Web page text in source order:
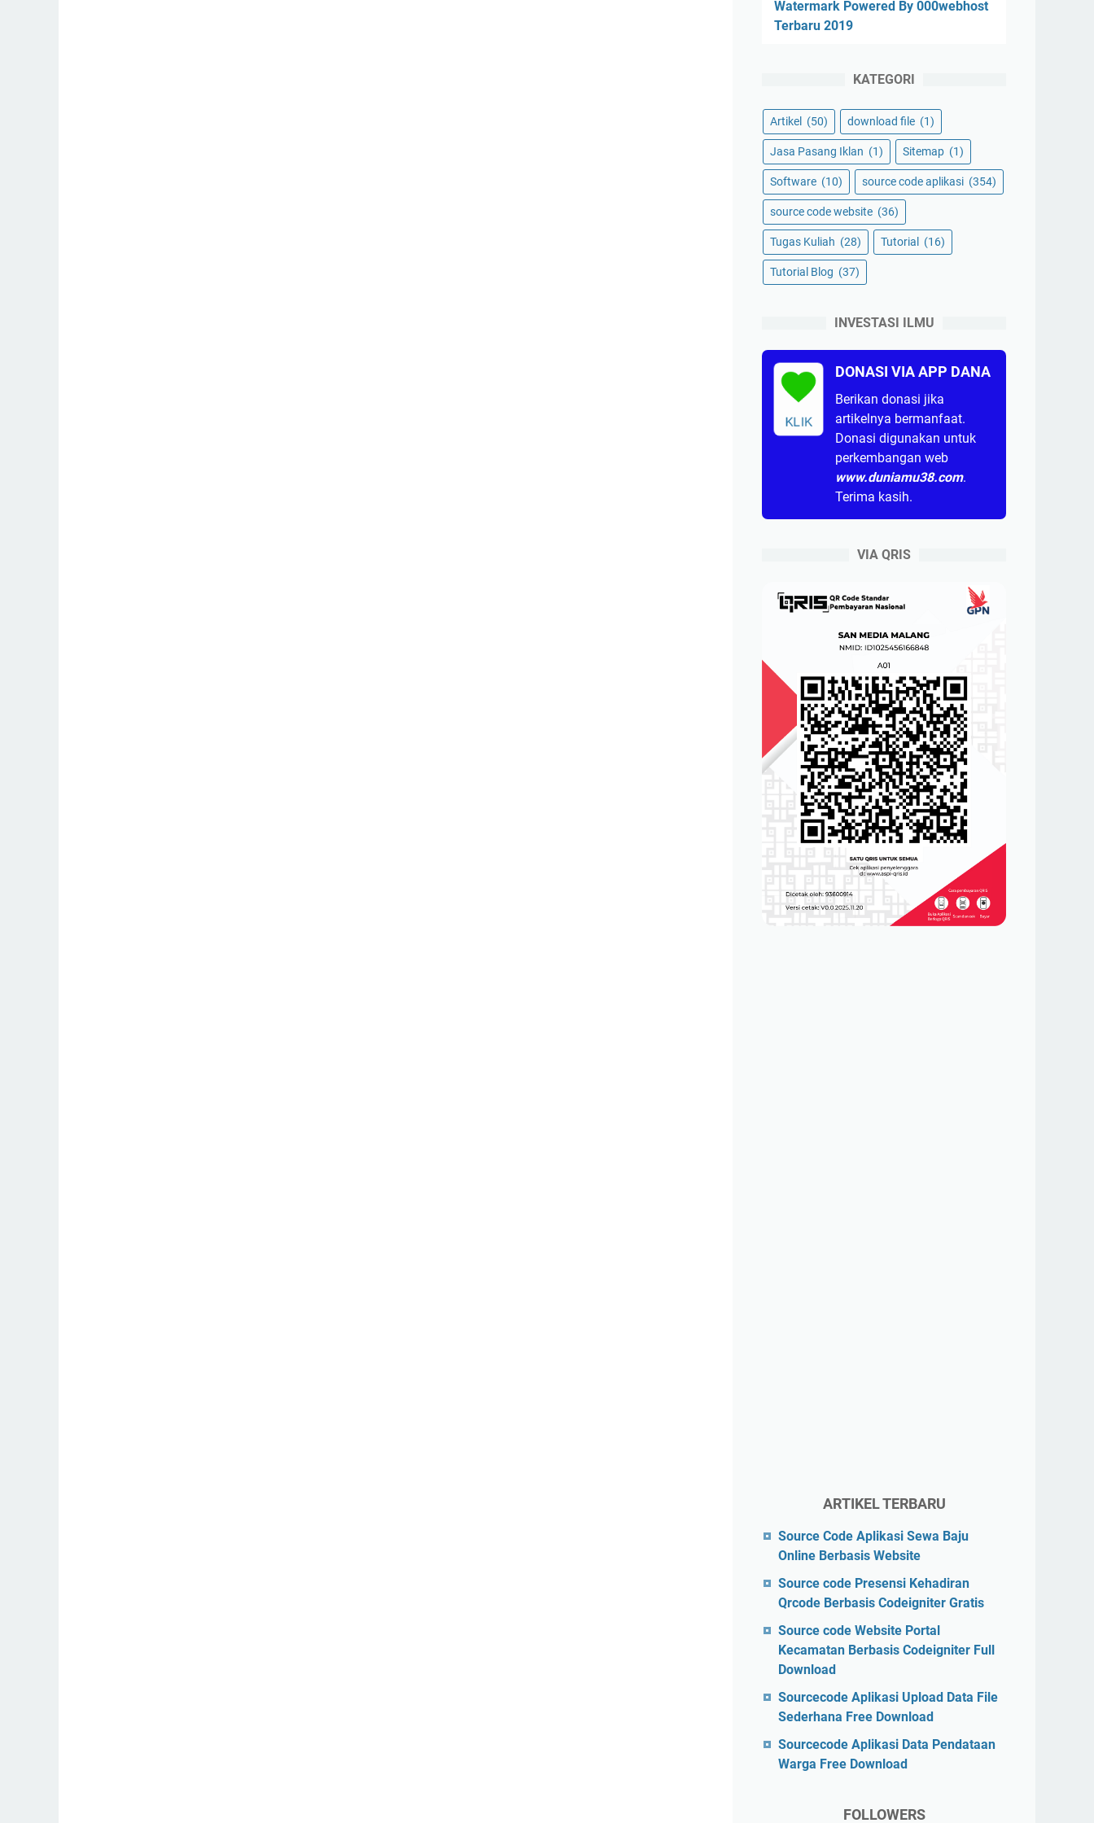
Watermark Powered By 000webhost
Terbaru 2019
KATEGORI
Artikel (50) download file (1)
Jasa Pasang Iklan (1) Sitemap (1)
Software (10) source code aplikasi (354)
source code website (36)
Tugas Kuliah (28) Tutorial (16)
Tutorial Blog (37)
INVESTASI ILMU
KLIK
DONASI VIA APP DANA
Berikan donasi jika
artikelnya bermanfaat.
Donasi digunakan untuk
perkembangan web
www.duniamu38.com.
Terima kasih.
VIA QRIS
ARTIKEL TERBARU
Source Code Aplikasi Sewa Baju
Online Berbasis Website
Source code Presensi Kehadiran
Qrcode Berbasis Codeigniter Gratis
Source code Website Portal
Kecamatan Berbasis Codeigniter Full
Download
Sourcecode Aplikasi Upload Data File
Sederhana Free Download
Sourcecode Aplikasi Data Pendataan
Warga Free Download
FOLLOWERS